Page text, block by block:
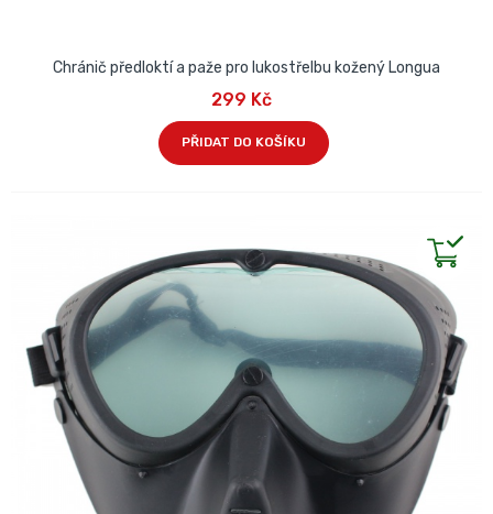
Chránič předloktí a paže pro lukostřelbu kožený Longua
299 Kč
PŘIDAT DO KOŠÍKU